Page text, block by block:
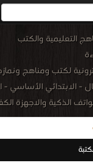
لكتب ومناهج
الذكية والاجهزة